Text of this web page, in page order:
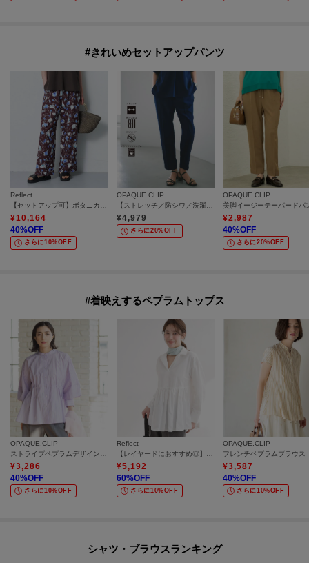
#きれいめセットアップパンツ
Reflect
【セットアップ可】ボタニカル調プリントワイドパンツ
¥10,164
40%OFF
さらに10%OFF
OPAQUE.CLIP
【ストレッチ／防シワ／洗濯機OK】美脚イージーテーパードパンツ《SS～LL／5col／セットアップ可／丈が選べる》
¥4,979
さらに20%OFF
OPAQUE.CLIP
¥2,987
40%OFF
さらに20%OFF
#着映えするペプラムトップス
OPAQUE.CLIP
¥3,286
40%OFF
さらに10%OFF
Reflect
¥5,192
60%OFF
さらに10%OFF
OPAQUE.CLIP
¥3,587
40%OFF
さらに10%OFF
シャツ・ブラウスランキング